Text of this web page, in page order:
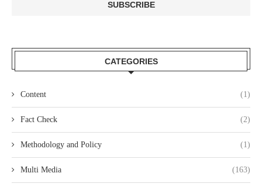
CATEGORIES
Content (1)
Fact Check (2)
Methodology and Policy (1)
Multi Media (163)